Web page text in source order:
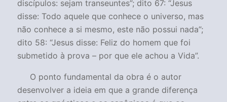
discípulos: sejam transeuntes”; dito 67: “Jesus
disse: Todo aquele que conhece o universo, mas
não conhece a si mesmo, este não possui nada”;
dito 58: “Jesus disse: Feliz do homem que foi
submetido à prova – por que ele achou a Vida”.
O ponto fundamental da obra é o autor
desenvolver a ideia em que a grande diferença